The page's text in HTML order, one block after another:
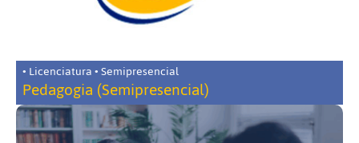
• Licenciatura • Semipresencial
Pedagogia (Semipresencial)